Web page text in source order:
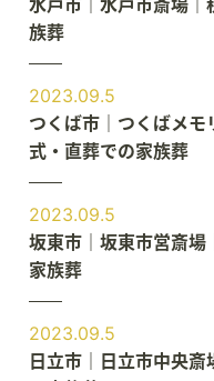
水戸市｜水戸市斎場
族葬
2023.09.5
つくば市｜つくばメ
式・直葬での家族葬
2023.09.5
坂東市｜坂東市営斎
家族葬
2023.09.5
日立市｜日立市中央